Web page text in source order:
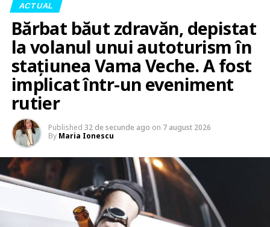
ACTUAL
Bărbat băut zdravăn, depistat
la volanul unui autoturism în
stațiunea Vama Veche. A fost
implicat într-un eveniment
rutier
Published 32 de secunde ago on 7 august 2026
By Maria Ionescu